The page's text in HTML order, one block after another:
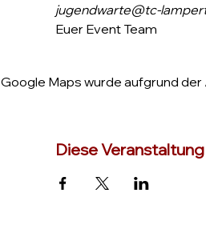
jugendwarte@tc-
Euer Event Team
Google Maps wurde aufgrund
Diese